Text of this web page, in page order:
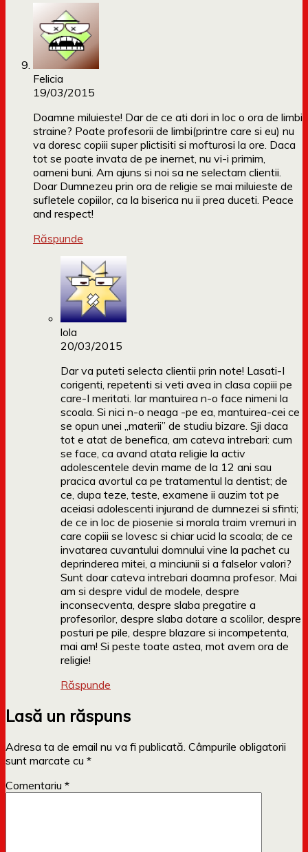
Felicia
19/03/2015
Doamne miluieste! Dar de ce ati dori in loc o ora de limbi
straine? Poate profesorii de limbi(printre care si eu) nu
va doresc copiii super plictisiti si mofturosi la ore. Daca
tot se poate invata de pe inernet, nu vi-i primim,
oameni buni. Am ajuns si noi sa ne selectam clientii.
Doar Dumnezeu prin ora de religie se mai miluieste de
sufletele copiilor, ca la biserica nu ii prea duceti. Peace
and respect!
Răspunde
lola
20/03/2015
Dar va puteti selecta clientii prin note! Lasati-I
corigenti, repetenti si veti avea in clasa copiii pe
care-I meritati. Iar mantuirea n-o face nimeni la
scoala. Si nici n-o neaga -pe ea, mantuirea-cei ce
se opun unei „materii” de studiu bizare. Sji daca
tot e atat de benefica, am cateva intrebari: cum
se face, ca avand atata religie la activ
adolescentele devin mame de la 12 ani sau
pracica avortul ca pe tratamentul la dentist; de
ce, dupa teze, teste, examene ii auzim tot pe
aceiasi adolescenti injurand de dumnezei si sfinti;
de ce in loc de piosenie si morala traim vremuri in
care copiii se lovesc si chiar ucid la scoala; de ce
invatarea cuvantului domnului vine la pachet cu
deprinderea mitei, a minciunii si a falselor valori?
Sunt doar cateva intrebari doamna profesor. Mai
am si despre vidul de modele, despre
inconsecventa, despre slaba pregatire a
profesorilor, despre slaba dotare a scolilor, despre
posturi pe pile, despre blazare si incompetenta,
mai am! Si peste toate astea, mot avem ora de
religie!
Răspunde
Lasă un răspuns
Adresa ta de email nu va fi publicată. Câmpurile obligatorii
sunt marcate cu *
Comentariu *